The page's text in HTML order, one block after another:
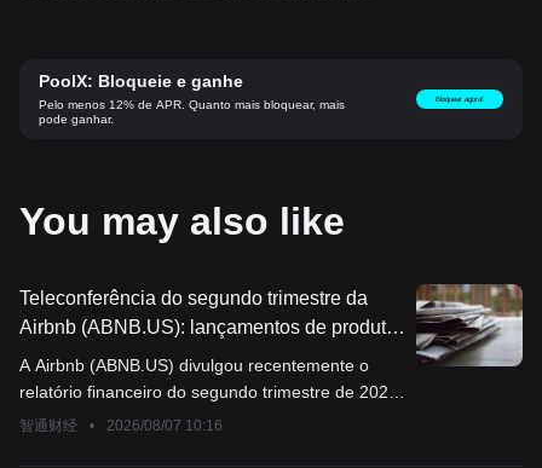
PoolX: Bloqueie e ganhe
Pelo menos 12% de APR. Quanto mais bloquear, mais
pode ganhar.
Bloquear agora!
You may also like
Teleconferência do segundo trimestre da
Airbnb (ABNB.US): lançamentos de produtos
impulsionados por IA aumentam 80%,
crescimento de hotéis é 3 vezes maior que
de acomodações de temporada, orientação
A Airbnb (ABNB.US) divulgou recentemente o
relatório financeiro do segundo trimestre de 2026
e, durante a teleconferência com analistas que se
智通财经 • 2026/08/07 10:16